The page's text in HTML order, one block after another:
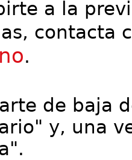
a la
contacta
.
de baja
y, una